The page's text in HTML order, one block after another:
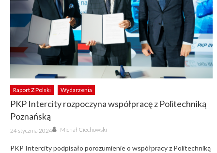
Raport Z Polski Wydarzenia
PKP Intercity rozpoczyna współpracę z Politechniką
Poznańską
Posted
on
24 stycznia 2024 Author
Michał Ciechowski
PKP Intercity podpisało porozumienie o współpracy z Politechniką